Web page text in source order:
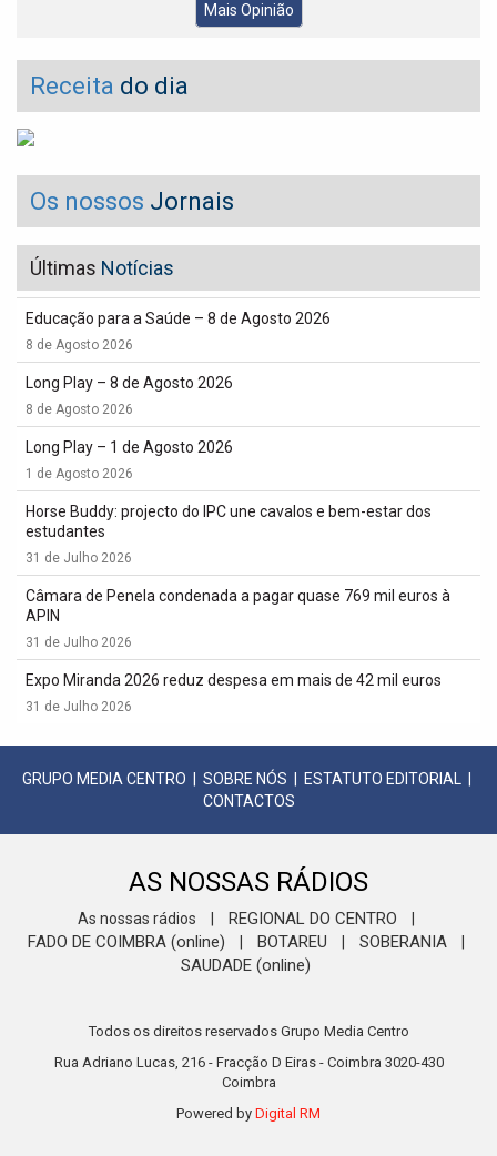
Mais Opinião
Receita do dia
Os nossos Jornais
Últimas Notícias
Educação para a Saúde – 8 de Agosto 2026
8 de Agosto 2026
Long Play – 8 de Agosto 2026
8 de Agosto 2026
Long Play – 1 de Agosto 2026
1 de Agosto 2026
Horse Buddy: projecto do IPC une cavalos e bem-estar dos
estudantes
31 de Julho 2026
Câmara de Penela condenada a pagar quase 769 mil euros à
APIN
31 de Julho 2026
Expo Miranda 2026 reduz despesa em mais de 42 mil euros
31 de Julho 2026
GRUPO MEDIA CENTRO SOBRE NÓS ESTATUTO EDITORIAL
CONTACTOS
AS NOSSAS RÁDIOS
As nossas rádios REGIONAL DO CENTRO
FADO DE COIMBRA (online) BOTAREU SOBERANIA
SAUDADE (online)
Todos os direitos reservados Grupo Media Centro
Rua Adriano Lucas, 216 - Fracção D Eiras - Coimbra 3020-430
Coimbra
Powered by Digital RM